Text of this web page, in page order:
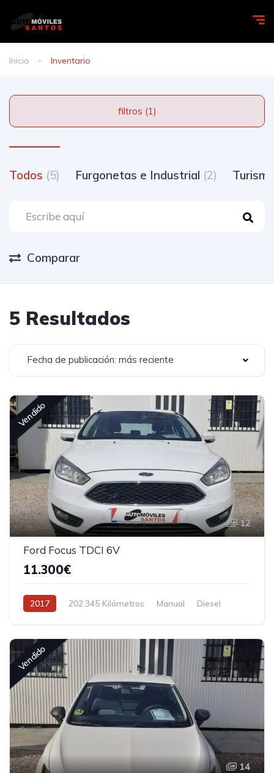
Inicio Inventario
filtros (1)
Todos (5) Furgonetas e Industrial (2)
Comparar
5 Resultados
Fecha de publicación: más reciente
Vendido
12
Ford Focus TDCI 6V
11.300€
2017 202.345 Kilómetros Manual
Diesel
Vendido
14